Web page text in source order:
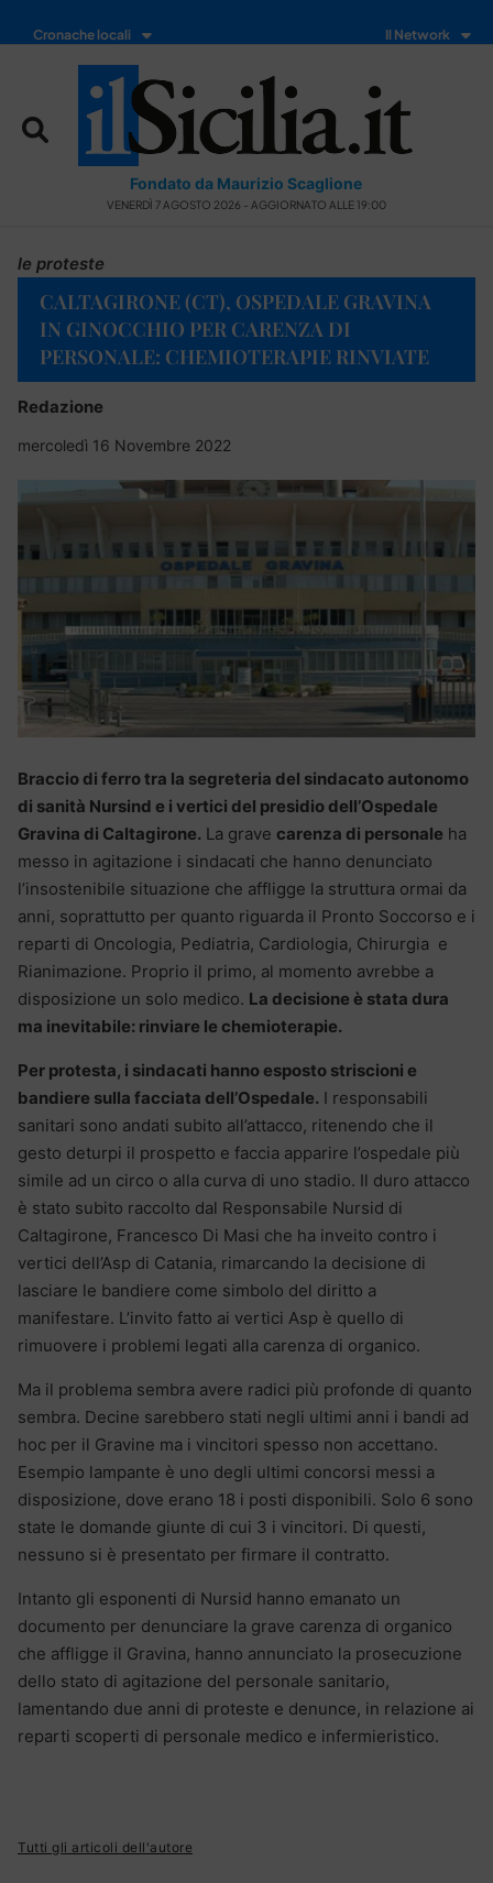
Cronache locali Il Network
Fondato da Maurizio Scaglione
VENERDÌ 7 AGOSTO 2026 - AGGIORNATO ALLE 19:00
le proteste
CALTAGIRONE (CT), OSPEDALE GRAVINA
IN GINOCCHIO PER CARENZA DI
PERSONALE: CHEMIOTERAPIE RINVIATE
Redazione
mercoledì 16 Novembre 2022
Braccio di ferro tra la segreteria del sindacato autonomo
di sanità Nursind e i vertici del presidio dell’Ospedale
Gravina di Caltagirone. La grave carenza di personale ha
messo in agitazione i sindacati che hanno denunciato
l’insostenibile situazione che affligge la struttura ormai da
anni, soprattutto per quanto riguarda il Pronto Soccorso e i
reparti di Oncologia, Pediatria, Cardiologia, Chirurgia e
Rianimazione. Proprio il primo, al momento avrebbe a
disposizione un solo medico. La decisione è stata dura
ma inevitabile: rinviare le chemioterapie.
Per protesta, i sindacati hanno esposto striscioni e
bandiere sulla facciata dell’Ospedale. I responsabili
sanitari sono andati subito all’attacco, ritenendo che il
gesto deturpi il prospetto e faccia apparire l’ospedale più
simile ad un circo o alla curva di uno stadio. Il duro attacco
è stato subito raccolto dal Responsabile Nursid di
Caltagirone, Francesco Di Masi che ha inveito contro i
vertici dell’Asp di Catania, rimarcando la decisione di
lasciare le bandiere come simbolo del diritto a
manifestare. L’invito fatto ai vertici Asp è quello di
rimuovere i problemi legati alla carenza di organico.
Ma il problema sembra avere radici più profonde di quanto
sembra. Decine sarebbero stati negli ultimi anni i bandi ad
hoc per il Gravine ma i vincitori spesso non accettano.
Esempio lampante è uno degli ultimi concorsi messi a
disposizione, dove erano 18 i posti disponibili. Solo 6 sono
state le domande giunte di cui 3 i vincitori. Di questi,
nessuno si è presentato per firmare il contratto.
Intanto gli esponenti di Nursid hanno emanato un
documento per denunciare la grave carenza di organico
che affligge il Gravina, hanno annunciato la prosecuzione
dello stato di agitazione del personale sanitario,
lamentando due anni di proteste e denunce, in relazione ai
reparti scoperti di personale medico e infermieristico.
Tutti gli articoli dell'autore